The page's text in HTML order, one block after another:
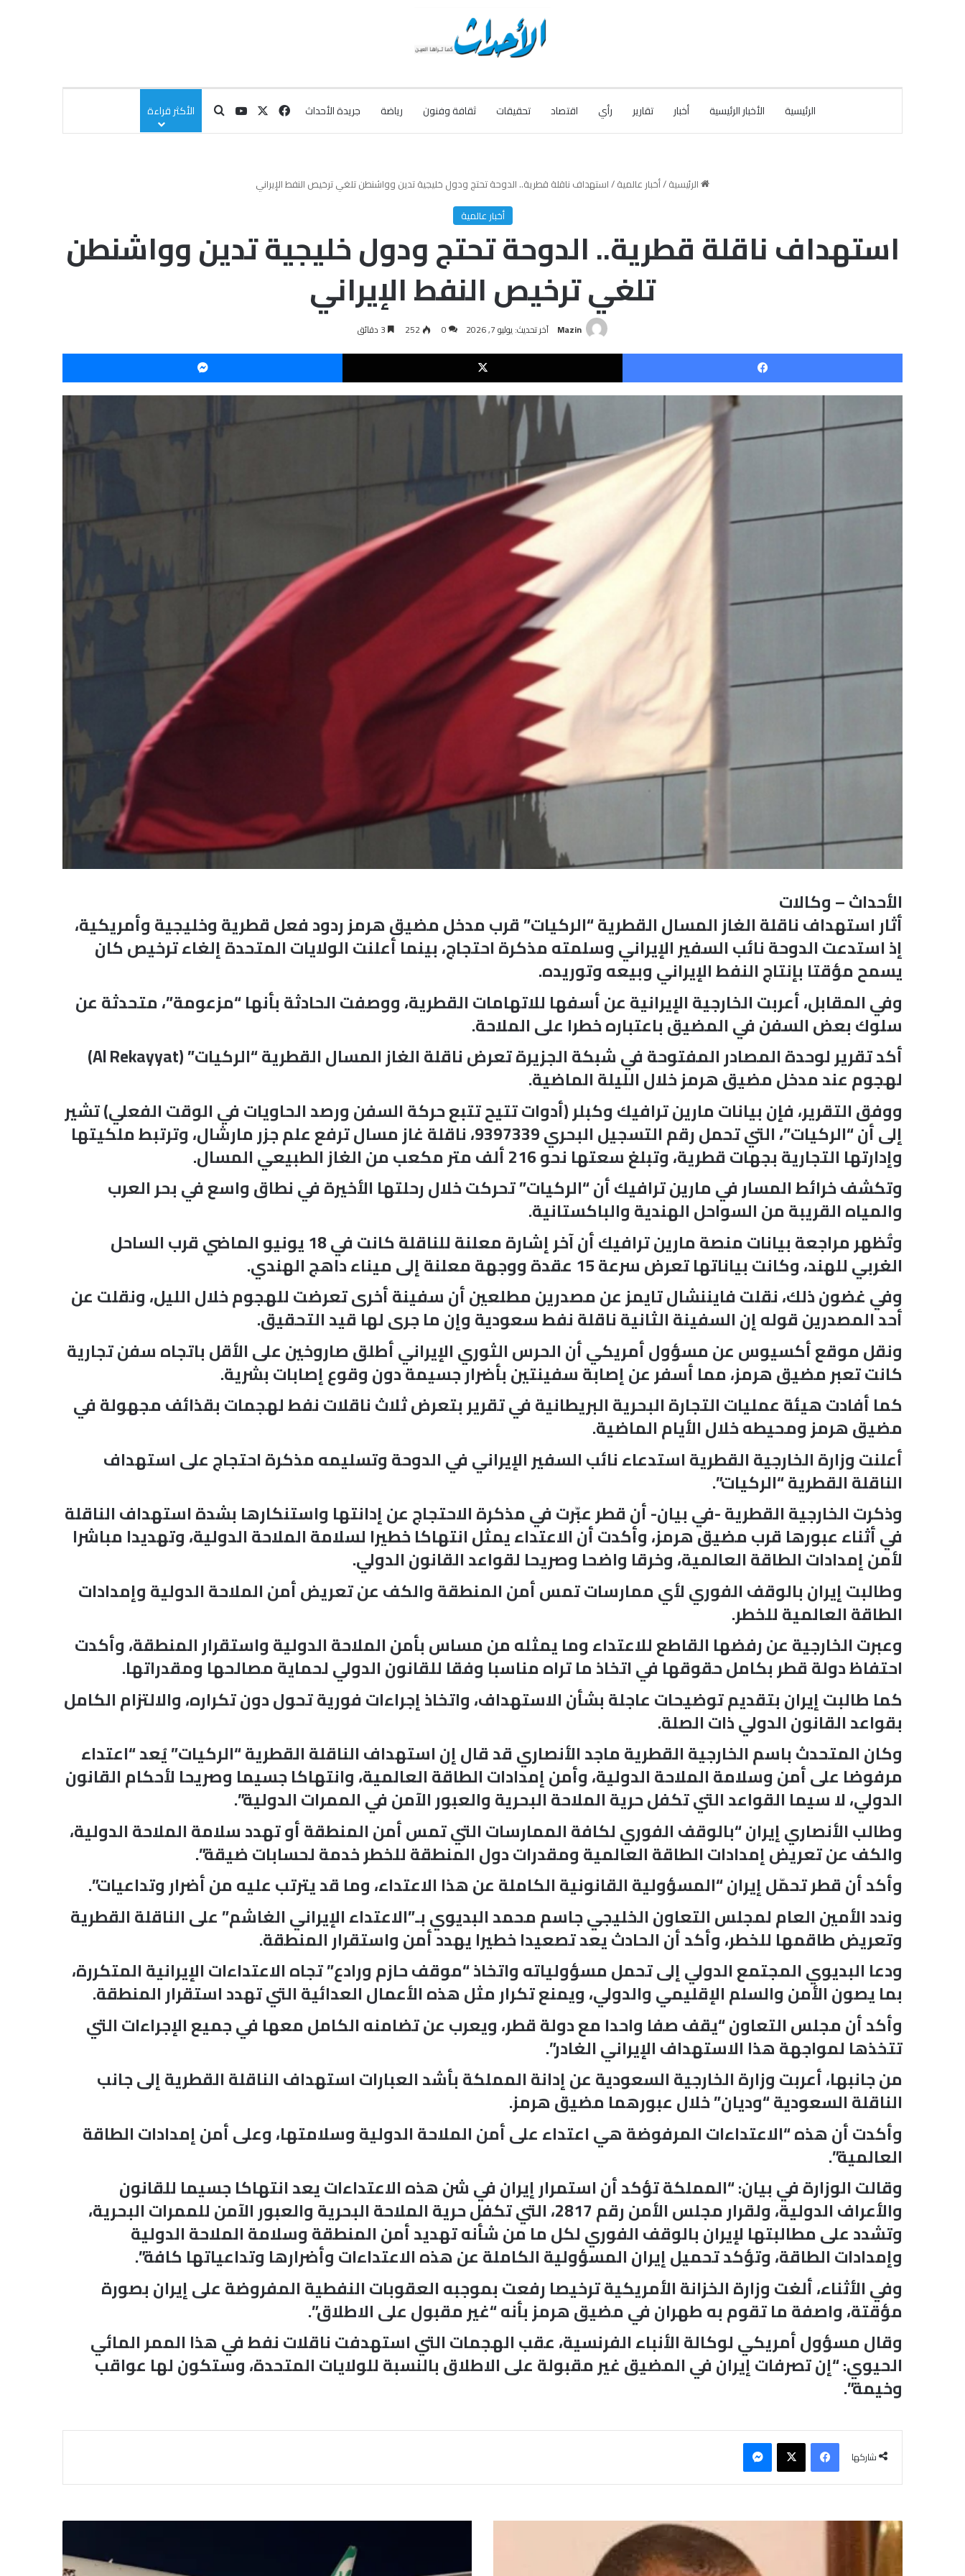
الرئيسية الأخبار الرئيسية أخبار تقارير رأي اقتصاد تحقيقات ثقافة وفنون رياضة جريدة الأحداث فيسبوك ‫YouTubeبحث عن
الأكثر قراءة
الرئيسية/أخبار عالمية/استهداف ناقلة قطرية.. الدوحة تحتج ودول خليجية تدين وواشنطن تلغي ترخيص النفط الإيراني
أخبار عالمية
استهداف ناقلة قطرية.. الدوحة تحتج ودول خليجية تدين وواشنطن
تلغي ترخيص النفط الإيراني
Mazin آخر تحديث: يوليو 7, 2026 0
252
فيسبوك ‫X
الأحداث – وكالات
أثار استهداف ناقلة الغاز المسال القطرية “الركيات” قرب مدخل مضيق هرمز ردود فعل قطرية وخليجية وأمريكية،
إذ استدعت الدوحة نائب السفير الإيراني وسلمته مذكرة احتجاج، بينما أعلنت الولايات المتحدة إلغاء ترخيص كان
يسمح مؤقتا بإنتاج النفط الإيراني وبيعه وتوريده.
وفي المقابل، أعربت الخارجية الإيرانية عن أسفها للاتهامات القطرية، ووصفت الحادثة بأنها “مزعومة”، متحدثة عن
سلوك بعض السفن في المضيق باعتباره خطرا على الملاحة.
أكد تقرير لوحدة المصادر المفتوحة في شبكة الجزيرة تعرض ناقلة الغاز المسال القطرية “الركيات” (Al Rekayyat)
لهجوم عند مدخل مضيق هرمز خلال الليلة الماضية.
ووفق التقرير، فإن بيانات مارين ترافيك وكبلر (أدوات تتيح تتبع حركة السفن ورصد الحاويات في الوقت الفعلي) تشير
إلى أن “الركيات”، التي تحمل رقم التسجيل البحري 9397339، ناقلة غاز مسال ترفع علم جزر مارشال، وترتبط ملكيتها
وإدارتها التجارية بجهات قطرية، وتبلغ سعتها نحو 216 ألف متر مكعب من الغاز الطبيعي المسال.
وتكشف خرائط المسار في مارين ترافيك أن “الركيات” تحركت خلال رحلتها الأخيرة في نطاق واسع في بحر العرب
والمياه القريبة من السواحل الهندية والباكستانية.
وتُظهر مراجعة بيانات منصة مارين ترافيك أن آخر إشارة معلنة للناقلة كانت في 18 يونيو الماضي قرب الساحل
الغربي للهند، وكانت بياناتها تعرض سرعة 15 عقدة ووجهة معلنة إلى ميناء داهج الهندي.
وفي غضون ذلك، نقلت فايننشال تايمز عن مصدرين مطلعين أن سفينة أخرى تعرضت للهجوم خلال الليل، ونقلت عن
أحد المصدرين قوله إن السفينة الثانية ناقلة نفط سعودية وإن ما جرى لها قيد التحقيق.
ونقل موقع أكسيوس عن مسؤول أمريكي أن الحرس الثوري الإيراني أطلق صاروخين على الأقل باتجاه سفن تجارية
كانت تعبر مضيق هرمز، مما أسفر عن إصابة سفينتين بأضرار جسيمة دون وقوع إصابات بشرية.
كما أفادت هيئة عمليات التجارة البحرية البريطانية في تقرير بتعرض ثلاث ناقلات نفط لهجمات بقذائف مجهولة في
مضيق هرمز ومحيطه خلال الأيام الماضية.
أعلنت وزارة الخارجية القطرية استدعاء نائب السفير الإيراني في الدوحة وتسليمه مذكرة احتجاج على استهداف
الناقلة القطرية “الركيات”.
وذكرت الخارجية القطرية -في بيان- أن قطر عبّرت في مذكرة الاحتجاج عن إدانتها واستنكارها بشدة استهداف الناقلة
في أثناء عبورها قرب مضيق هرمز، وأكدت أن الاعتداء يمثل انتهاكا خطيرا لسلامة الملاحة الدولية، وتهديدا مباشرا
لأمن إمدادات الطاقة العالمية، وخرقا واضحا وصريحا لقواعد القانون الدولي.
وطالبت إيران بالوقف الفوري لأي ممارسات تمس أمن المنطقة والكف عن تعريض أمن الملاحة الدولية وإمدادات
الطاقة العالمية للخطر.
وعبرت الخارجية عن رفضها القاطع للاعتداء وما يمثله من مساس بأمن الملاحة الدولية واستقرار المنطقة، وأكدت
احتفاظ دولة قطر بكامل حقوقها في اتخاذ ما تراه مناسبا وفقا للقانون الدولي لحماية مصالحها ومقدراتها.
كما طالبت إيران بتقديم توضيحات عاجلة بشأن الاستهداف، واتخاذ إجراءات فورية تحول دون تكراره، والالتزام الكامل
بقواعد القانون الدولي ذات الصلة.
وكان المتحدث باسم الخارجية القطرية ماجد الأنصاري قد قال إن استهداف الناقلة القطرية “الركيات” يُعد “اعتداء
مرفوضا على أمن وسلامة الملاحة الدولية، وأمن إمدادات الطاقة العالمية، وانتهاكا جسيما وصريحا لأحكام القانون
الدولي، لا سيما القواعد التي تكفل حرية الملاحة البحرية والعبور الآمن في الممرات الدولية”.
وطالب الأنصاري إيران “بالوقف الفوري لكافة الممارسات التي تمس أمن المنطقة أو تهدد سلامة الملاحة الدولية،
والكف عن تعريض إمدادات الطاقة العالمية ومقدرات دول المنطقة للخطر خدمة لحسابات ضيقة”.
وأكد أن قطر تحمّل إيران “المسؤولية القانونية الكاملة عن هذا الاعتداء، وما قد يترتب عليه من أضرار وتداعيات”.
وندد الأمين العام لمجلس التعاون الخليجي جاسم محمد البديوي بـ”الاعتداء الإيراني الغاشم” على الناقلة القطرية
وتعريض طاقمها للخطر، وأكد أن الحادث يعد تصعيدا خطيرا يهدد أمن واستقرار المنطقة.
ودعا البديوي المجتمع الدولي إلى تحمل مسؤولياته واتخاذ “موقف حازم ورادع” تجاه الاعتداءات الإيرانية المتكررة،
بما يصون الأمن والسلم الإقليمي والدولي، ويمنع تكرار مثل هذه الأعمال العدائية التي تهدد استقرار المنطقة.
وأكد أن مجلس التعاون “يقف صفا واحدا مع دولة قطر، ويعرب عن تضامنه الكامل معها في جميع الإجراءات التي
تتخذها لمواجهة هذا الاستهداف الإيراني الغادر”.
من جانبها، أعربت وزارة الخارجية السعودية عن إدانة المملكة بأشد العبارات استهداف الناقلة القطرية إلى جانب
الناقلة السعودية “وديان” خلال عبورهما مضيق هرمز.
وأكدت أن هذه “الاعتداءات المرفوضة هي اعتداء على أمن الملاحة الدولية وسلامتها، وعلى أمن إمدادات الطاقة
العالمية”.
وقالت الوزارة في بيان: “المملكة تؤكد أن استمرار إيران في شن هذه الاعتداءات يعد انتهاكا جسيما للقانون
والأعراف الدولية، ولقرار مجلس الأمن رقم 2817، التي تكفل حرية الملاحة البحرية والعبور الآمن للممرات البحرية،
وتشدد على مطالبتها لإيران بالوقف الفوري لكل ما من شأنه تهديد أمن المنطقة وسلامة الملاحة الدولية
وإمدادات الطاقة، وتؤكد تحميل إيران المسؤولية الكاملة عن هذه الاعتداءات وأضرارها وتداعياتها كافة”.
وفي الأثناء، ألغت وزارة الخزانة الأمريكية ترخيصا رفعت بموجبه العقوبات النفطية المفروضة على إيران بصورة
مؤقتة، واصفة ما تقوم به طهران في مضيق هرمز بأنه “غير مقبول على الاطلاق”.
وقال مسؤول أمريكي لوكالة الأنباء الفرنسية، عقب الهجمات التي استهدفت ناقلات نفط في هذا الممر المائي
الحيوي: “إن تصرفات إيران في المضيق غير مقبولة على الاطلاق بالنسبة للولايات المتحدة، وستكون لها عواقب
وخيمة”.
شاركها
فيسبوك
ف
و